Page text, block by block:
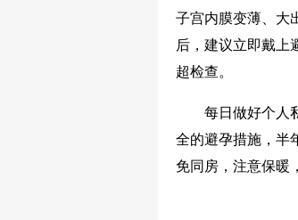
子宫内膜变薄、大
后，建议立即戴上
超检查。
每日做好个人私
全的避孕措施，半
免同房，注意保暖